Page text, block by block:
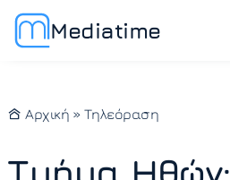
Mediatime
Αρχική » Τηλεόραση